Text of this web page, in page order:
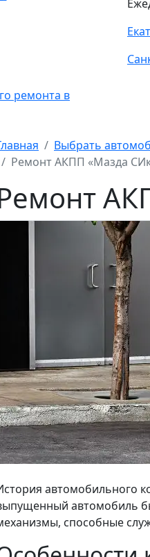
ремонта в
Выбрать
Ремонт АКПП «Мазда
автомобильного
автомобиль
способные